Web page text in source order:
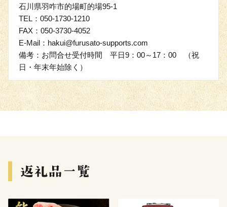
石川県羽咋市的場町的場95-1
TEL：050-1730-1210
FAX：050-3730-4052
E-Mail：hakui@furusato-supports.com
備考：お問合せ受付時間 平日9：00～17：00 （祝
日・年末年始除く）